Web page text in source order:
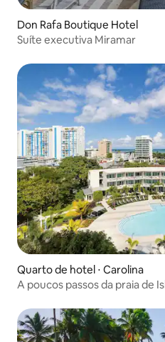
Don Rafa Boutique Hotel
Suíte executiva Miramar
Quarto de hotel ⋅ Carolina
A poucos passos da praia de